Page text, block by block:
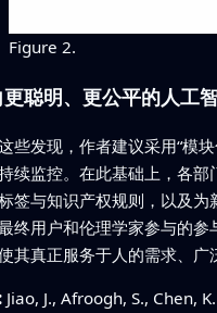
Figure 2.
聪明、更公平的人工
些发现，作者建议采用“模
续监控。在此基础上，各
签与知识产权规则，以及
终用户和伦理学家参与的
其真正服务于人的需求、广
Jiao, J., Afroogh, S., Chen, K.